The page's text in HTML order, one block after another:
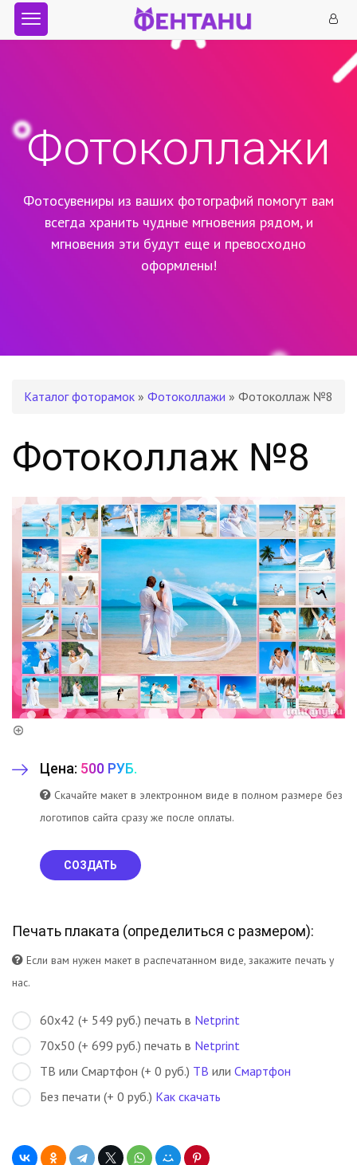
Фотоколлажи
Фотосувениры из ваших фотографий помогут вам
всегда хранить чудные мгновения рядом, и
мгновения эти будут еще и превосходно
оформлены!
Каталог фоторамок » Фотоколлажи » Фотоколлаж №8
Фотоколлаж №8
Цена: 500 РУБ.
Скачайте макет в электронном виде в полном размере без
логотипов сайта сразу же после оплаты.
СОЗДАТЬ
Печать плаката (определиться с размером):
Если вам нужен макет в распечатанном виде, закажите печать у
нас.
60х42 (+ 549 руб.) печать в Netprint
70х50 (+ 699 руб.) печать в Netprint
ТВ или Смартфон (+ 0 руб.) ТВ или Смартфон
Без печати (+ 0 руб.) Как скачать